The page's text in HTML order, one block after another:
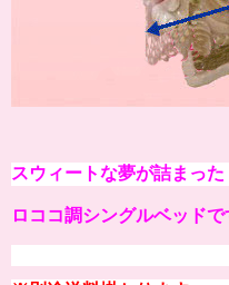
スウィートな夢が詰まった
ロココ調シングルベッドで